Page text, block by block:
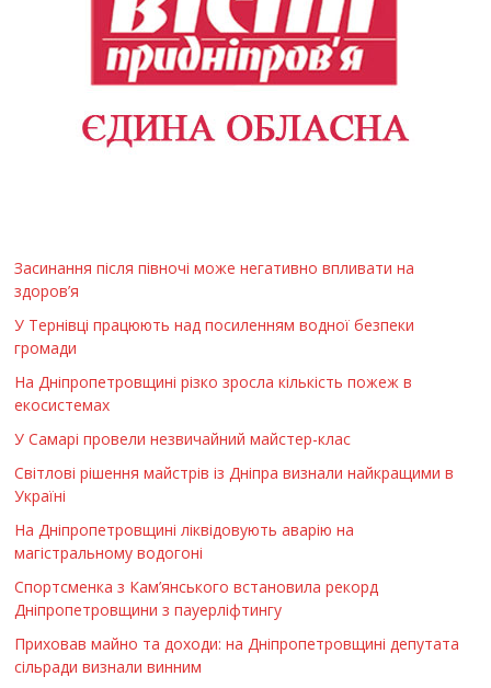
Засинання після півночі може негативно впливати на
здоров’я
У Тернівці працюють над посиленням водної безпеки
громади
На Дніпропетровщині різко зросла кількість пожеж в
екосистемах
У Самарі провели незвичайний майстер-клас
Світлові рішення майстрів із Дніпра визнали найкращими в
Україні
На Дніпропетровщині ліквідовують аварію на
магістральному водогоні
Спортсменка з Кам’янського встановила рекорд
Дніпропетровщини з пауерліфтингу
Приховав майно та доходи: на Дніпропетровщині депутата
сільради визнали винним